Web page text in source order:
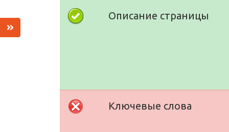
Описание страницы
Ключевые слова